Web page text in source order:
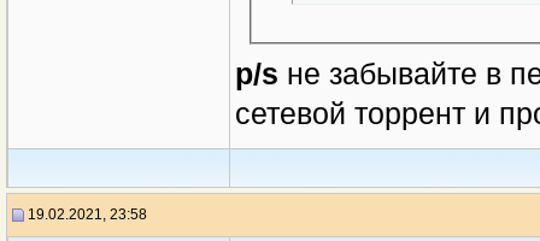
p/s не забывайте в
сетевой торрент и
19.02.2021, 23:58